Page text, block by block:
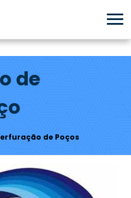
de
de Poços